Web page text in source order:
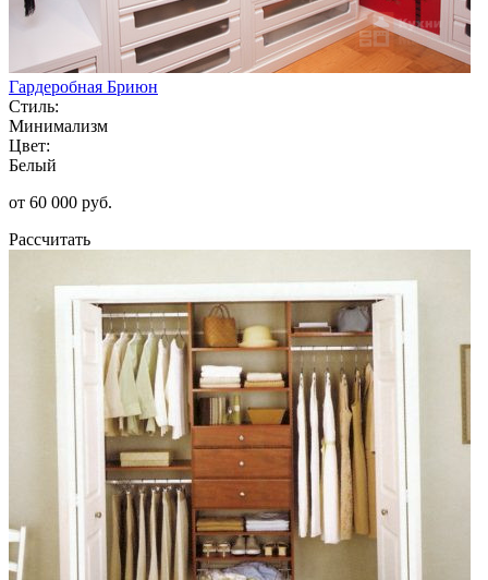
Гардеробная Бриюн
Стиль:
Минимализм
Цвет:
Белый
от 60 000 руб.
Рассчитать